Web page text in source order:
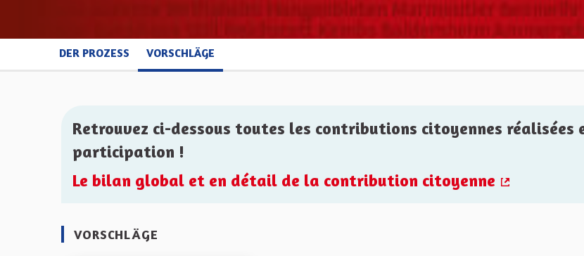
DER PROZESS VORSCHLÄGE
Retrouvez ci-dessous toutes les contributions citoyennes réalisées
participation !
Le bilan global et en détail de la contribution citoyenne
VORSCHLÄGE